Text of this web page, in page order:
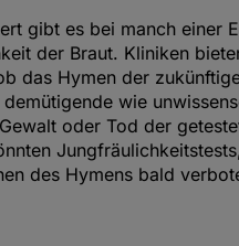
gibt es bei manch einer
der Braut. Kliniken
das Hymen der
wie
oder Tod der
des Hymens bald